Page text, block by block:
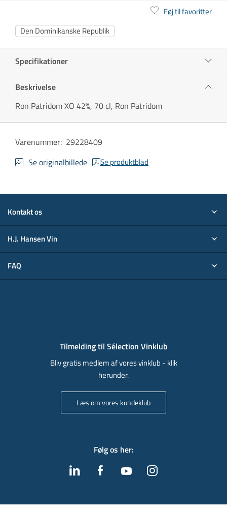
Føj til favoritter
Den Dominikanske Republik
Specifikationer
Beskrivelse
Ron Patridom XO 42%, 70 cl, Ron Patridom
Varenummer: 29228409
Se originalbillede
Se produktblad
Kontakt os
H.J. Hansen Vin
FAQ
Tilmelding til Sélection Vinklub
Bliv gratis medlem af vores vinklub - klik
herunder.
Læs om vores kundeklub
Følg os her: